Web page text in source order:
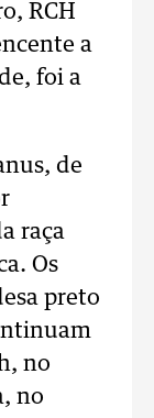
RCH
a
foi a
de
raça
Os
preto
no
no